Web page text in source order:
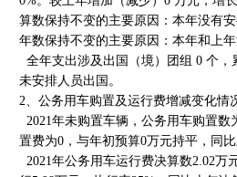
算数保持不变的主要原因：本年没有
年数保持不变的主要原因：本年和上年
全年支出涉及出国（境）团组 0 个
未安排人员出国。
2、公务用车购置及运行费增减变化情
2021年未购置车辆，公务用车购置数
置费为0，与年初预算0万元持平，同
2021年公务用车运行费决算数2.02万